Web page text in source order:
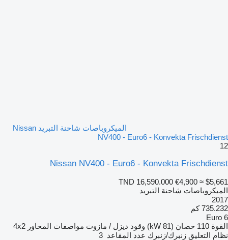
الميكروباصات شاحنة التبريد Nissan
NV400 - Euro6 - Konvekta Frischdienst
12
Nissan NV400 - Euro6 - Konvekta Frischdienst
TND 16,590.000 €4,900 ≈ $5,661
الميكروباصات شاحنة التبريد
2017
735.232 كم
Euro 6
القوة 110 حصان (81 kW) وقود ديزل / مازوت مواصفات المحاور 4x2
نظام التعليق زنبرك/زنبرك عدد المقاعد 3